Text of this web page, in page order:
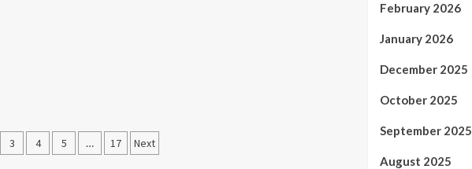
3 4 5 … 17 Next
February 2026
January 2026
December 2025
October 2025
September 2025
August 2025